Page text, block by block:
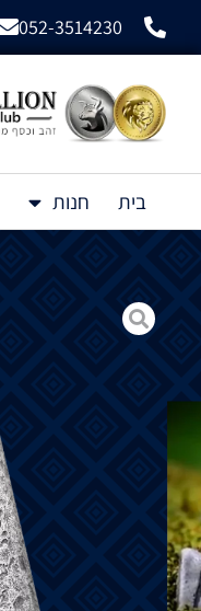
052-3514230
בית חנות